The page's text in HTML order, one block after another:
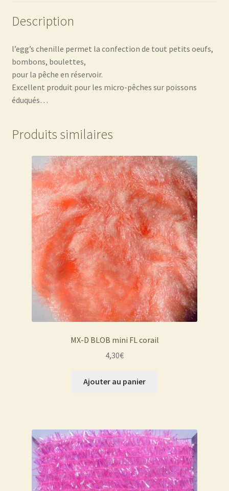
Description
l’egg’s chenille permet la confection de tout petits oeufs,
bombons, boulettes,
pour la pêche en réservoir.
Excellent produit pour les micro-pêches sur poissons
éduqués…
Produits similaires
MX-D BLOB mini FL corail
4,30€
Ajouter au panier